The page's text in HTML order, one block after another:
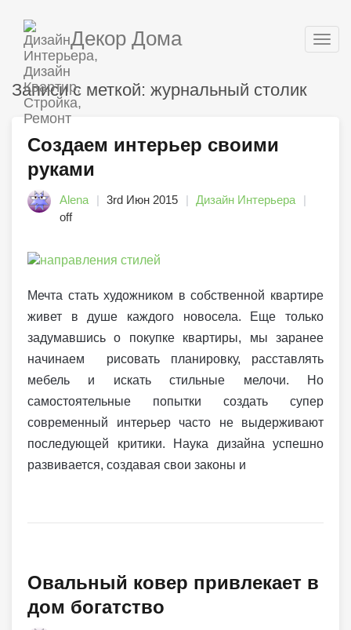
Декор Дома
Записи с меткой: журнальный столик
Создаем интерьер своими
руками
Alena 3rd Июн 2015
Дизайн Интерьера
off
Мечта стать художником в собственной квартире
живет в душе каждого новосела. Еще только
задумавшись о покупке квартиры, мы заранее
начинаем рисовать планировку, расставлять
мебель и искать стильные мелочи. Но
самостоятельные попытки создать супер
современный интерьер часто не выдерживают
последующей критики. Наука дизайна успешно
развивается, создавая свои законы и
Овальный ковер привлекает в
дом богатство